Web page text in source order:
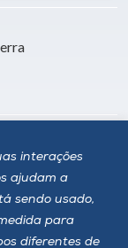
interações
ajudam a
sendo usado,
para
diferentes de